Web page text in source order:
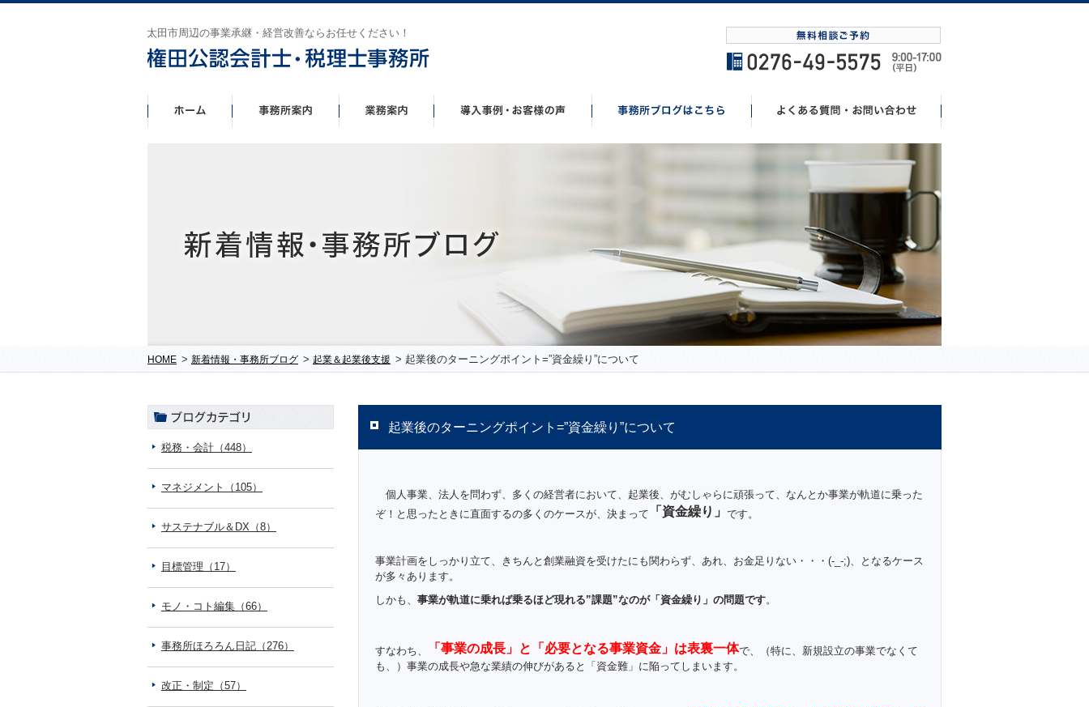
太田市周辺の事業承継・経営改善ならお任せください！
HOME > 新着情報・事務所ブログ > 起業＆起業後支援 > 起業後のターニングポイント=”資金繰り”について
起業後のターニングポイント=”資金繰り”について
個人事業、法人を問わず、多くの経営者において、起業後、がむしゃらに頑張って、なんとか事業が軌道に乗った
ぞ！と思ったときに直面するの多くのケースが、決まって
「資金繰り」 です。
事業計画をしっかり立て、きちんと創業融資を受けたにも関わらず、あれ、お金足りない・・・(-_-;)、となるケース
が多々あります。
しかも、 事業が軌道に乗れば乗るほど現れる”課題”なのが「資金繰り」の問題です。
すなわち、 「事業の成長」と「必要となる事業資金」は表裏一体で、（特に、新規設立の事業でなくて
も、）事業の成長や急な業績の伸びがあると「資金難」に陥ってしまいます。
税務・会計（448）
マネジメント（105）
サステナブル＆DX（8）
目標管理（17）
モノ・コト編集（66）
事務所ほろろん日記（276）
改正・制定（57）